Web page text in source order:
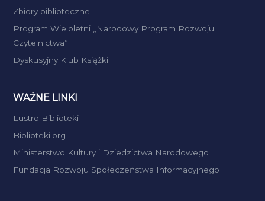
Zbiory biblioteczne
Program Wieloletni „Narodowy Program Rozwoju
Czytelnictwa”
Dyskusyjny Klub Książki
WAŻNE LINKI
Lustro Biblioteki
Biblioteki.org
Ministerstwo Kultury i Dziedzictwa Narodowego
Fundacja Rozwoju Społeczeństwa Informacyjnego